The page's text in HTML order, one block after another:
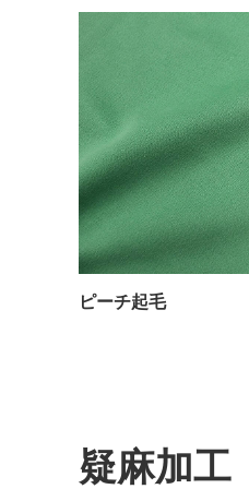
ピーチ起毛
疑麻加工